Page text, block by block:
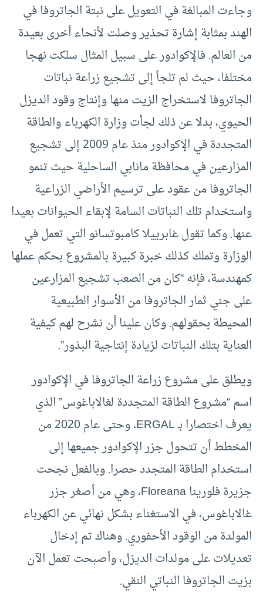
وجاءت المبالغة في التعويل على نبتة الجاتروفا في
الهند بمثابة إشارة تحذير وصلت لأنحاء أخرى بعيدة
من العالم. فالإكوادور على سبيل المثال سلكت نهجا
مختلفا، حيث لم تلجأ إلى تشجيع زراعة نباتات
الجاتروفا لاستخراج الزيت منها وإنتاج وقود الديزل
الحيوي، بدلا عن ذلك لجأت وزارة الكهرباء والطاقة
المتجددة في الإكوادور منذ عام 2009 إلى تشجيع
المزارعين في محافظة مانابي الساحلية حيث تنمو
الجاتروفا من عقود على ترسيم الأراضي الزراعية
واستخدام تلك النباتات السامة لإبقاء الحيوانات بعيدا
عنها. وكما تقول غابرييلا كامبوتسانو التي تعمل في
الوزارة وتملك كذلك خبرة كبيرة بالمشروع بحكم عملها
كمهندسة، فإنه “كان من الصعب تشجيع المزارعين
على جني ثمار الجاتروفا من الأسوار الطبيعية
المحيطة بحقولهم. وكان علينا أن نشرح لهم كيفية
العناية بتلك النباتات لزيادة إنتاجية البذور”.
ويطلق على مشروع زراعة الجاتروفا في الإكوادور
اسم “مشروع الطاقة المتجددة لغالاباغوس” الذي
يعرف اختصارا بـ ERGAL. وحتى عام 2020 من
المخطط أن تتحول جزر الإكوادور جميعها إلى
استخدام الطاقة المتجدد حصرا. وبالفعل نجحت
جزيرة فلورينا Floreana، وهي من أصغر جزر
غالاباغوس، في الاستغناء بشكل نهائي عن الكهرباء
المولدة من الوقود الأحفوري. وهناك تم إدخال
تعديلات على مولدات الديزل، وأصبحت تعمل الآن
بزيت الجاتروفا النباتي النقي.